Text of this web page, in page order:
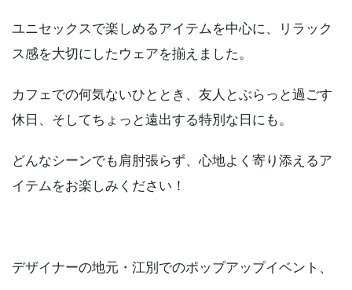
ユニセックスで楽しめるアイテムを中心に、リラック
ス感を大切にしたウェアを揃えました。
カフェでの何気ないひととき、友人とぶらっと過ごす
休日、そしてちょっと遠出する特別な日にも。
どんなシーンでも肩肘張らず、心地よく寄り添えるア
イテムをお楽しみください！
デザイナーの地元・江別でのポップアップイベント、